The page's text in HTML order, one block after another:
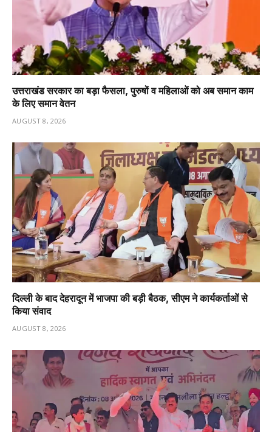
उत्तराखंड सरकार का बड़ा फैसला, पुरुषों व महिलाओं को अब समान काम
के लिए समान वेतन
AUGUST 8, 2026
दिल्ली के बाद देहरादून में भाजपा की बड़ी बैठक, सीएम ने कार्यकर्ताओं से
किया संवाद
AUGUST 8, 2026